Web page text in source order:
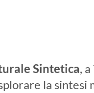
Sintetica,
la sintesi